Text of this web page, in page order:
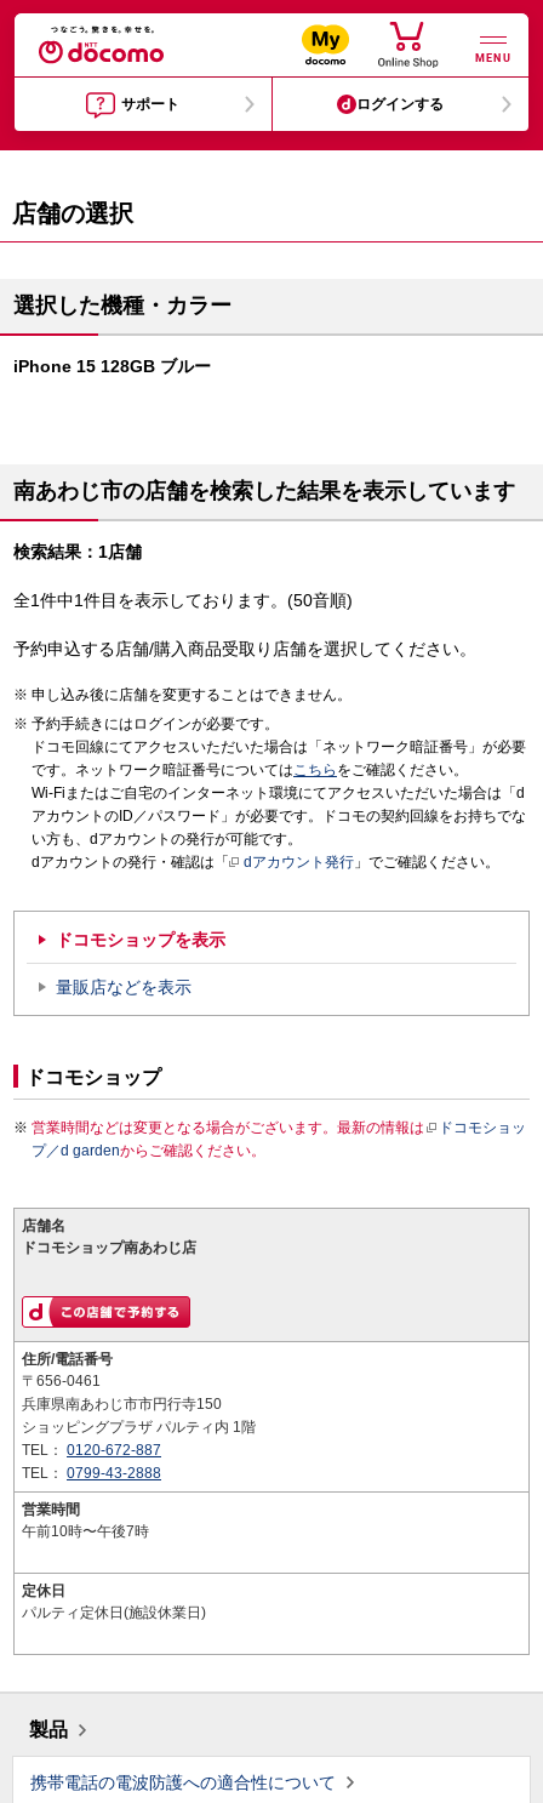
MENU
サポート ログインする
店舗の選択
選択した機種・カラー
iPhone 15 128GB ブルー
南あわじ市の店舗を検索した結果を表示しています
検索結果：1店舗
全1件中1件目を表示しております。(50音順)
予約申込する店舗/購入商品受取り店舗を選択してください。
申し込み後に店舗を変更することはできません。
予約手続きにはログインが必要です。
ドコモ回線にてアクセスいただいた場合は「ネットワーク暗証番号」が必要
です。ネットワーク暗証番号についてはこちら をご確認ください。
Wi-Fiまたはご自宅のインターネット環境にてアクセスいただいた場合は「d
アカウントのID／パスワード」が必要です。ドコモの契約回線をお持ちでな
い方も、dアカウントの発行が可能です。
dアカウントの発行・確認は「
dアカウント発行 」でご確認ください。
ドコモショップを表示
量販店などを表示
ドコモショップ
営業時間などは変更となる場合がございます。最新の情報は
ドコモショッ
プ／d gardenからご確認ください。
店舗名
ドコモショップ南あわじ店
住所/電話番号
〒656-0461
兵庫県南あわじ市市円行寺150
ショッピングプラザ パルティ内 1階
TEL： 0120-672-887
TEL： 0799-43-2888
営業時間
午前10時〜午後7時
定休日
パルティ定休日(施設休業日)
製品
携帯電話の電波防護への適合性について